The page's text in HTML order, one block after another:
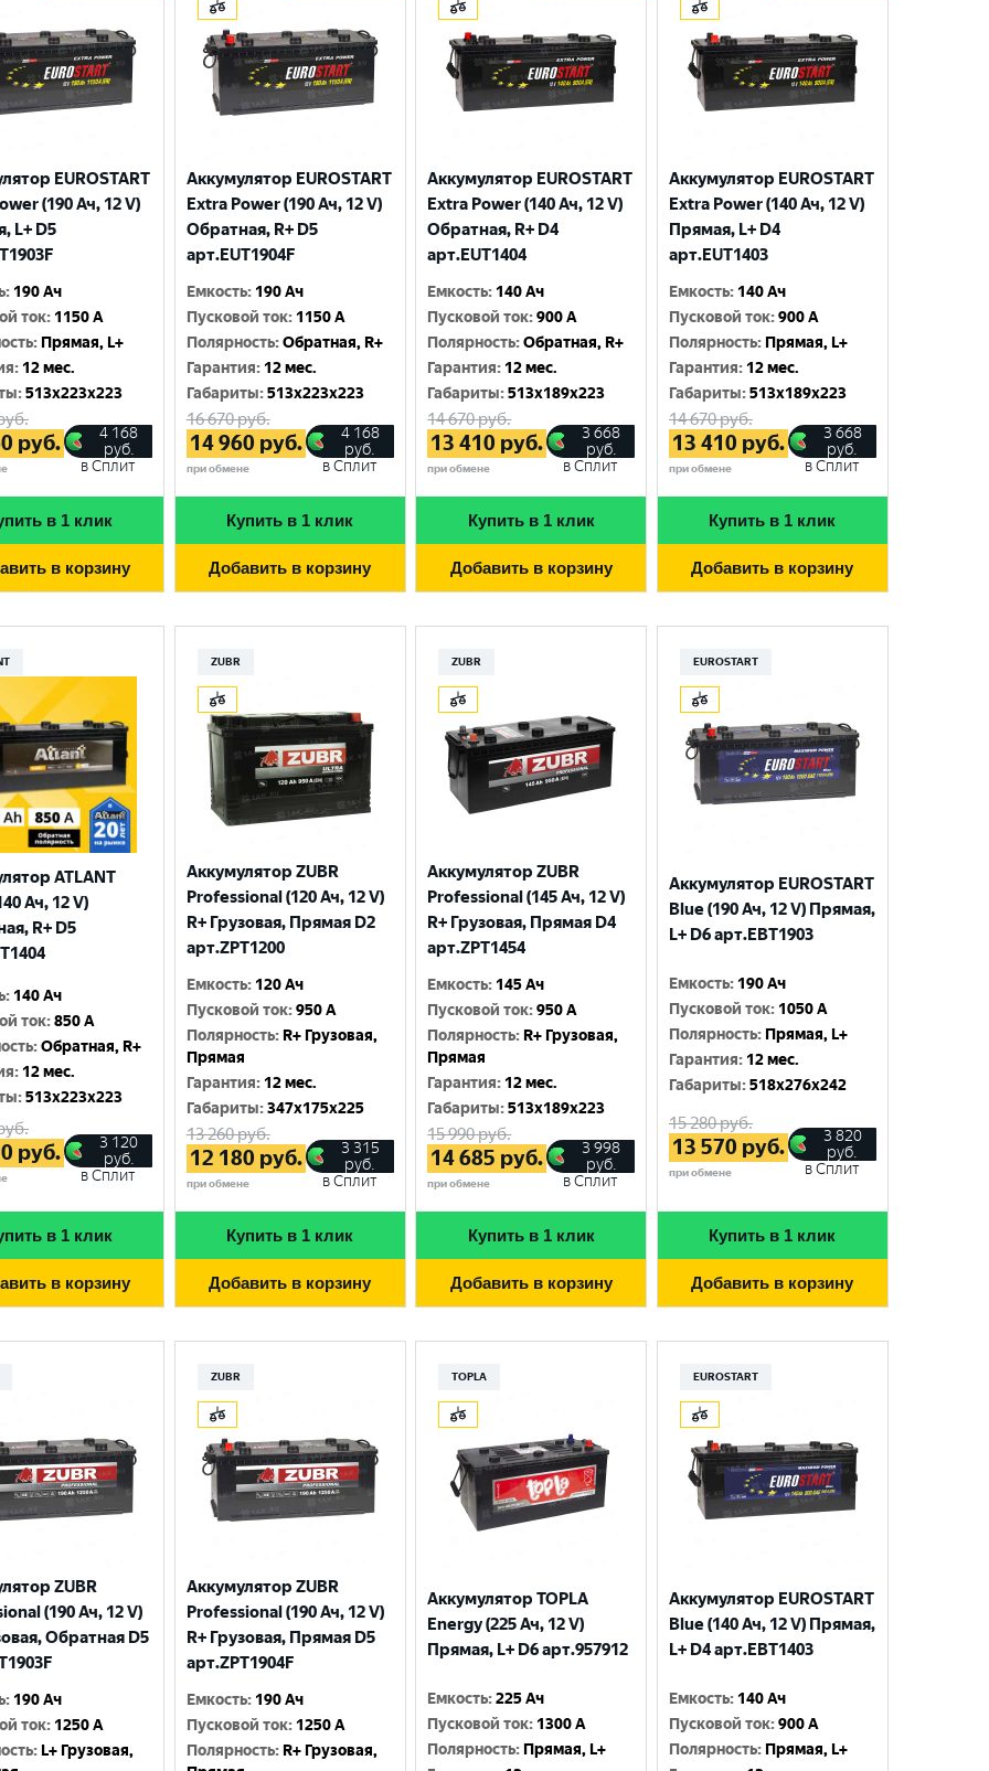
EUROSTART
(190 Ач, 12 V)
L+ D5
: 190 Ач
ток: 1150 A
: Прямая, L+
: 12 мес.
:513x223x223
руб.
4 168
руб.
в Сплит
в 1 клик
в корзину
Аккумулятор EUROSTART
Extra Power (190 Ач, 12 V)
Обратная, R+ D5
арт.EUT1904F
Емкость: 190 Ач
Пусковой ток: 1150 A
Полярность:Обратная, R+
Гарантия: 12 мес.
Габариты:513x223x223
16 670руб.
14 960 руб.
при обмене
4 168
руб.
в Сплит
Купить в 1 клик
Добавить в корзину
Аккумулятор EUROSTART
Extra Power (140 Ач, 12 V)
Обратная, R+ D4
арт.EUT1404
Емкость: 140 Ач
Пусковой ток:900 A
Полярность:Обратная, R+
Гарантия: 12 мес.
Габариты:513x189x223
14 670руб.
13 410 руб.
при обмене
3 668
руб.
в Сплит
Купить в 1 клик
Добавить в корзину
Аккумулятор EUROSTART
Extra Power (140 Ач, 12 V)
Прямая, L+ D4
арт.EUT1403
Емкость: 140 Ач
Пусковой ток:900 A
Полярность: Прямая, L+
Гарантия: 12 мес.
Габариты:513x189x223
14 670руб.
13 410 руб.
при обмене
3 668
руб.
в Сплит
Купить в 1 клик
Добавить в корзину
ATLANT
Ач, 12 V)
R+ D5
: 140 Ач
ток:850 A
:Обратная, R+
: 12 мес.
:513x223x223
руб.
3 120
руб.
в Сплит
в 1 клик
в корзину
ZUBR
Аккумулятор ZUBR
Professional (120 Ач, 12 V)
R+ Грузовая, Прямая D2
арт.ZPT1200
Емкость: 120 Ач
Пусковой ток:950 A
Полярность: R+ Грузовая,
Прямая
Гарантия: 12 мес.
Габариты:347x175x225
13 260руб.
12 180 руб.
при обмене
3 315
руб.
в Сплит
Купить в 1 клик
Добавить в корзину
ZUBR
Аккумулятор ZUBR
Professional (145 Ач, 12 V)
R+ Грузовая, Прямая D4
арт.ZPT1454
Емкость: 145 Ач
Пусковой ток:950 A
Полярность: R+ Грузовая,
Прямая
Гарантия: 12 мес.
Габариты:513x189x223
15 990руб.
14 685 руб.
при обмене
3 998
руб.
в Сплит
Купить в 1 клик
Добавить в корзину
EUROSTART
Аккумулятор EUROSTART
Blue (190 Ач, 12 V) Прямая,
L+ D6 арт.EBT1903
Емкость: 190 Ач
Пусковой ток: 1050 A
Полярность: Прямая, L+
Гарантия: 12 мес.
Габариты:518x276x242
15 280руб.
13 570 руб.
при обмене
3 820
руб.
в Сплит
Купить в 1 клик
Добавить в корзину
ZUBR
(190 Ач, 12 V)
Обратная D5
: 190 Ач
ток: 1250 A
: L+ Грузовая,
ZUBR
Аккумулятор ZUBR
Professional (190 Ач, 12 V)
R+ Грузовая, Прямая D5
арт.ZPT1904F
Емкость: 190 Ач
Пусковой ток: 1250 A
Полярность: R+ Грузовая,
TOPLA
Аккумулятор TOPLA
Energy (225 Ач, 12 V)
Прямая, L+ D6 арт.957912
Емкость:225 Ач
Пусковой ток: 1300 A
Полярность: Прямая, L+
EUROSTART
Аккумулятор EUROSTART
Blue (140 Ач, 12 V) Прямая,
L+ D4 арт.EBT1403
Емкость: 140 Ач
Пусковой ток:900 A
Полярность: Прямая, L+
Великий Новгород
Санкт-Петербург
Смоленск